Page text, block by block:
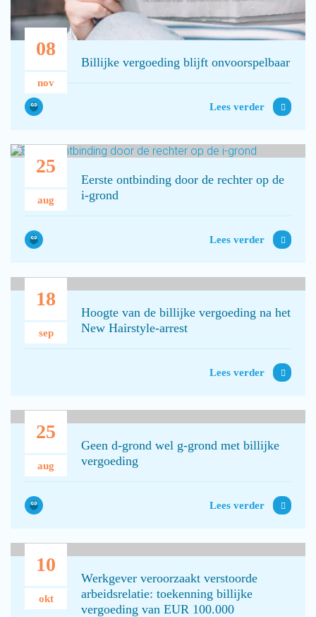
08
nov
Billijke vergoeding blijft onvoorspelbaar
Lees verder
25
aug
Eerste ontbinding door de rechter op de
i-grond
Lees verder
18
sep
Hoogte van de billijke vergoeding na het
New Hairstyle-arrest
Lees verder
25
aug
Geen d-grond wel g-grond met billijke
vergoeding
Lees verder
10
okt
Werkgever veroorzaakt verstoorde
arbeidsrelatie: toekenning billijke
vergoeding van EUR 100.000